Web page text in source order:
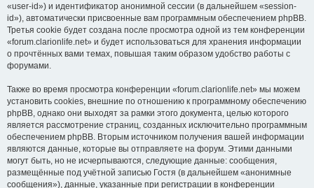
«user-id») и идентификатор анонимной сессии (в дальнейшем «session-
id»), автоматически присвоенные вам программным обеспечением phpBB.
Третья cookie будет создана после просмотра одной из тем конференции
«forum.clarionlife.net» и будет использоваться для хранения информации
о прочтённых вами темах, повышая таким образом удобство работы с
форумами.
Также во время просмотра конференции «forum.clarionlife.net» мы можем
установить cookies, внешние по отношению к программному обеспечению
phpBB, однако они выходят за рамки этого документа, целью которого
является рассмотрение страниц, созданных исключительно программным
обеспечением phpBB. Вторым источником получения вашей информации
являются данные, которые вы отправляете на форум. Этими данными
могут быть, но не исчерпываются, следующие данные: сообщения,
размещённые под учётной записью Гостя (в дальнейшем «анонимные
сообщения»), данные, указанные при регистрации в конференции